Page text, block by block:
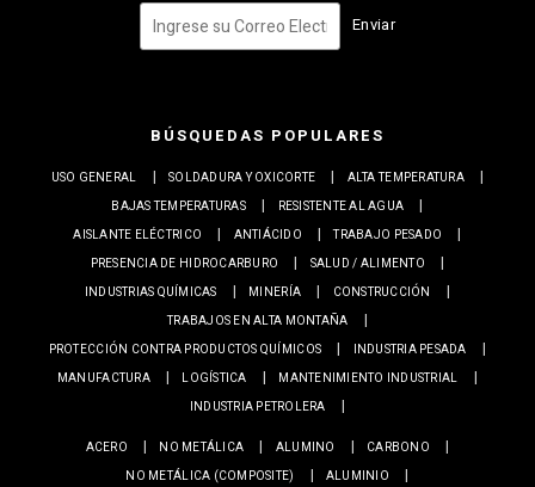
Enviar
BÚSQUEDAS POPULARES
USO GENERAL SOLDADURA Y OXICORTE
ALTA TEMPERATURA
BAJAS TEMPERATURAS
RESISTENTE AL AGUA
AISLANTE ELÉCTRICO
ANTIÁCIDO
TRABAJO PESADO
PRESENCIA DE HIDROCARBURO
SALUD / ALIMENTO
INDUSTRIAS QUÍMICAS
MINERÍA
CONSTRUCCIÓN
TRABAJOS EN ALTA MONTAÑA
PROTECCIÓN CONTRA PRODUCTOS QUÍMICOS
INDUSTRIA PESADA
MANUFACTURA
LOGÍSTICA
MANTENIMIENTO INDUSTRIAL
INDUSTRIA PETROLERA
ACERO NO METÁLICA ALUMINO
CARBONO
NO METÁLICA (COMPOSITE)
ALUMINIO